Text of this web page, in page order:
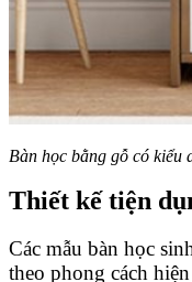
Bàn học bằng gỗ có kiểu
Thiết kế tiện
Các mẫu bàn học
theo phong cách